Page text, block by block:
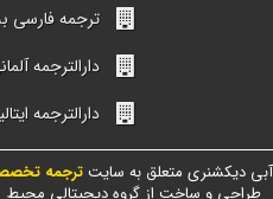
ترجمه فارسی
دارالترجمه
دارالترجمه
دیکشنری متعلق به سایتترجمه
طراحی و ساخت از گروه دیجیتالی محیط